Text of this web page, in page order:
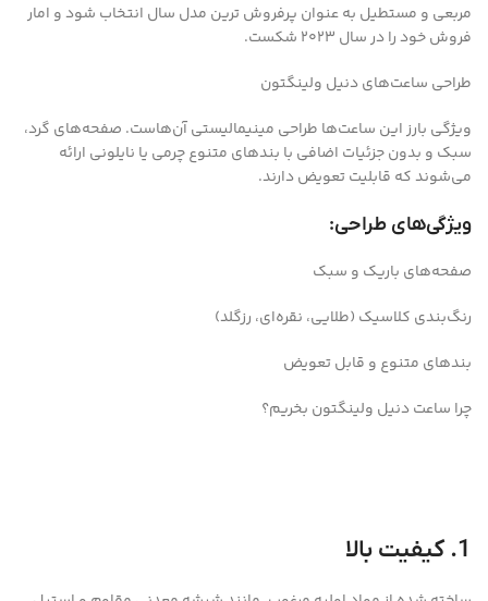
مربعی و مستطیل به عنوان پرفروش ترین مدل سال انتخاب شود و امار
فروش خود را در سال 2023 شکست.
طراحی ساعت‌های دنیل ولینگتون
ویژگی بارز این ساعت‌ها طراحی مینیمالیستی آن‌هاست. صفحه‌های گرد،
سبک و بدون جزئیات اضافی با بندهای متنوع چرمی یا نایلونی ارائه
می‌شوند که قابلیت تعویض دارند.
ویژگی‌های طراحی:
صفحه‌های باریک و سبک
رنگ‌بندی کلاسیک (طلایی، نقره‌ای، رزگلد)
بندهای متنوع و قابل تعویض
چرا ساعت دنیل ولینگتون بخریم؟
1. کیفیت بالا